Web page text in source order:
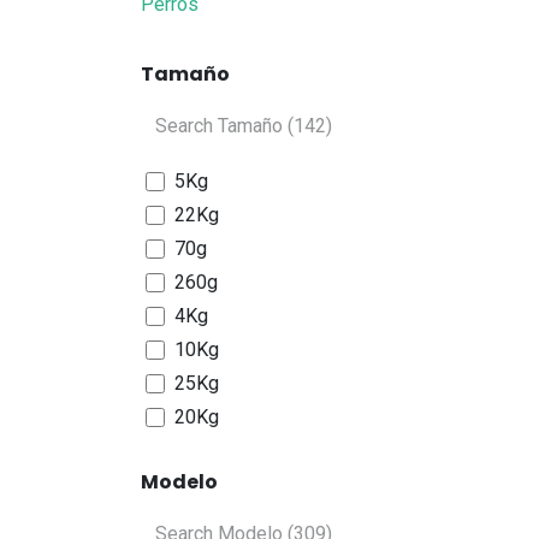
Tamaño
5Kg
22Kg
70g
260g
4Kg
10Kg
25Kg
20Kg
15Kg
Modelo